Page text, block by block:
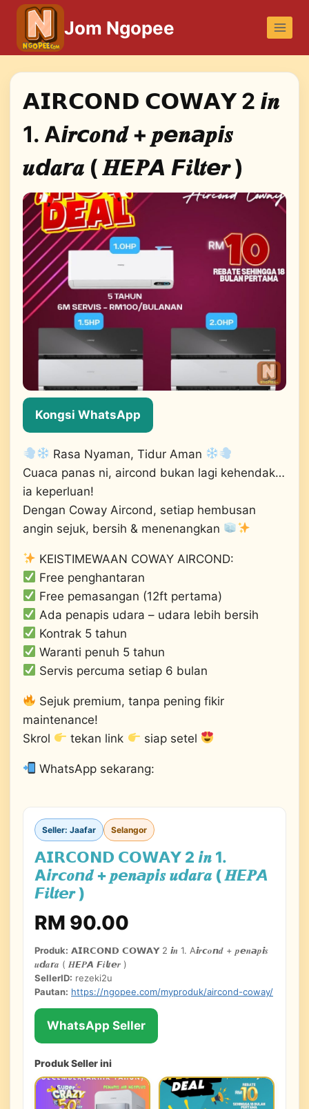
Skip
content
Jom Ngopee
𝗔𝗜𝗥𝗖𝗢𝗡𝗗 𝗖𝗢𝗪𝗔𝗬 2 𝙞𝒏
1. A𝙞𝒓𝙘𝒐𝙣𝒅 + 𝒑𝙚𝒏𝙖𝒑𝙞𝒔
𝒖𝙙𝒂𝙧𝒂 ( 𝑯𝙀𝑷𝘼 𝙁𝒊𝙡𝒕𝙚𝒓 )
Kongsi WhatsApp
Rasa Nyaman, Tidur Aman
Cuaca panas ni, aircond bukan lagi kehendak…
ia keperluan!
Dengan Coway Aircond, setiap hembusan
angin sejuk, bersih & menenangkan
KEISTIMEWAAN COWAY AIRCOND:
Free penghantaran
Free pemasangan (12ft pertama)
Ada penapis udara – udara lebih bersih
Kontrak 5 tahun
Waranti penuh 5 tahun
Servis percuma setiap 6 bulan
Sejuk premium, tanpa pening fikir
maintenance!
Skrol
tekan link siap setel
WhatsApp sekarang:
Seller: Jaafar Selangor
𝗔𝗜𝗥𝗖𝗢𝗡𝗗 𝗖𝗢𝗪𝗔𝗬 2 𝙞𝒏 1.
A𝙞𝒓𝙘𝒐𝙣𝒅 + 𝒑𝙚𝒏𝙖𝒑𝙞𝒔 𝒖𝙙𝒂𝙧𝒂 ( 𝑯𝙀𝑷𝘼
𝙁𝒊𝙡𝒕𝙚𝒓 )
RM 90.00
Produk: 𝗔𝗜𝗥𝗖𝗢𝗡𝗗 𝗖𝗢𝗪𝗔𝗬 2 𝙞𝒏 1. A𝙞𝒓𝙘𝒐𝙣𝒅 + 𝒑𝙚𝒏𝙖𝒑𝙞𝒔
𝒖𝙙𝒂𝙧𝒂 ( 𝑯𝙀𝑷𝘼 𝙁𝒊𝙡𝒕𝙚𝒓 )
SellerID: rezeki2u
Pautan: https://ngopee.com/myproduk/aircond-coway/
WhatsApp Seller
Produk Seller ini